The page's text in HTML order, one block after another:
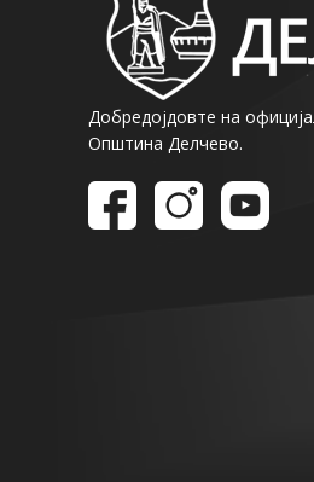
Добредојдовте на
Општина Делчево.